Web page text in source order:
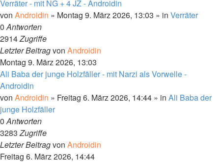
Verräter - mit NG + 4 JZ - Androidin
von Androidin » Montag 9. März 2026, 13:03 » in Verräter
0Antworten
2914Zugriffe
Letzter Beitragvon Androidin
Montag 9. März 2026, 13:03
Ali Baba der junge Holzfäller - mit Narzi als Vorwelle -
Androidin
von Androidin » Freitag 6. März 2026, 14:44 » in Ali Baba der
junge Holzfäller
0Antworten
3283Zugriffe
Letzter Beitragvon Androidin
Freitag 6. März 2026, 14:44